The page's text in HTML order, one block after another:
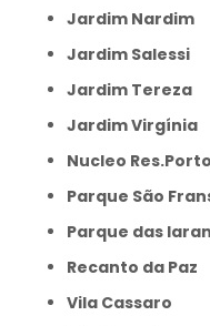
Jardim Nardim
Jardim Salessi
Jardim Tereza
Jardim Virgínia
Nucleo
Parque São
Parque das
Recanto da Paz
Vila Cassaro